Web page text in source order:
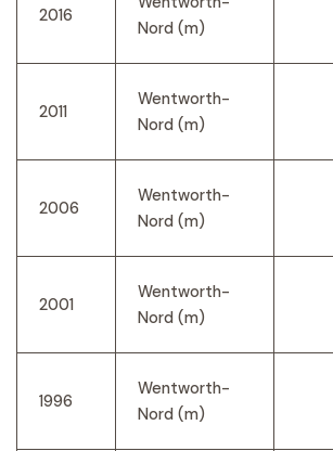
2016
Nord (m)
2011
Wentworth-
Nord (m)
2006
Wentworth-
Nord (m)
2001
Wentworth-
Nord (m)
1996
Wentworth-
Nord (m)